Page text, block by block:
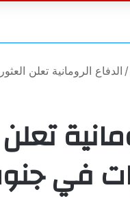
/ الدفاع الرومانية تعلن
في